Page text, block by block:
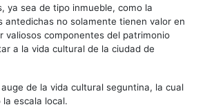
ya sea de tipo inmueble, como la
antedichas no solamente tienen valor en
valiosos componentes del patrimonio
a la vida cultural de la ciudad de
de la vida cultural seguntina, la cual
escala local.